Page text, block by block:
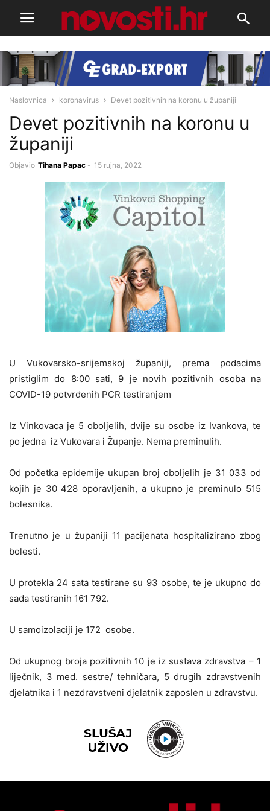
Naslovnica koronavirus Devet pozitivnih na koronu u županiji
Devet pozitivnih na koronu u
županiji
Objavio Tihana Papac - 15 rujna, 2022
U Vukovarsko-srijemskoj županiji, prema podacima
pristiglim do 8:00 sati, 9 je novih pozitivnih osoba na
COVID-19 potvrđenih PCR testiranjem
Iz Vinkovaca je 5 oboljelih, dvije su osobe iz Ivankova, te
po jedna iz Vukovara i Županje. Nema preminulih.
Od početka epidemije ukupan broj oboljelih je 31 033 od
kojih je 30 428 oporavljenih, a ukupno je preminulo 515
bolesnika.
Trenutno je u županiji 11 pacijenata hospitalizirano zbog
bolesti.
U protekla 24 sata testirane su 93 osobe, te je ukupno do
sada testiranih 161 792.
U samoizolaciji je 172 osobe.
Od ukupnog broja pozitivnih 10 je iz sustava zdravstva – 1
liječnik, 3 med. sestre/ tehničara, 5 drugih zdravstvenih
djelatnika i 1 nezdravstveni djelatnik zaposlen u zdravstvu.